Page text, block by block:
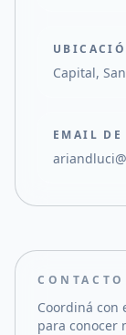
Capital,
EMAIL DE
Coordiná con
para conocer